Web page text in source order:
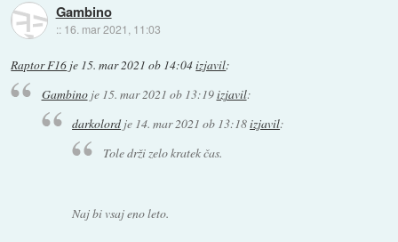
Gambino
:: 16. mar 2021, 11:03
Raptor F16 je 15. mar 2021 ob 14:04izjavil:
Gambinoje 15. mar 2021 ob 13:19izjavil:
darkolordje 14. mar 2021 ob 13:18izjavil:
Tole drži zelo kratek čas.
Naj bi vsaj eno leto.